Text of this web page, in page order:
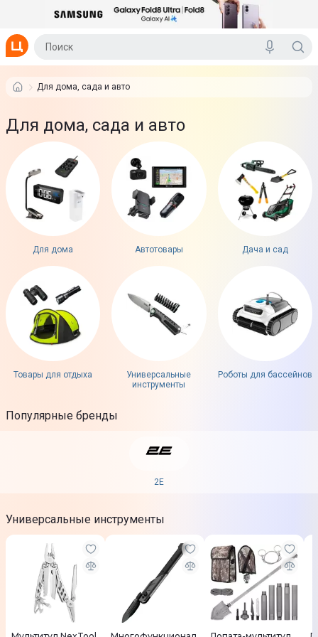
Для дома, сада и авто
Для дома, сада и авто
Для дома Автотовары Дача и сад
Товары для отдыха
Универсальные
инструменты
Роботы для бассейнов
Популярные бренды
2E
Универсальные инструменты